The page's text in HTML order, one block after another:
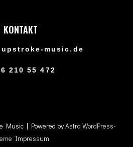
KONTAKT
music.de
210 55 472
Music | Powered byAstra WordPress-
Impressum